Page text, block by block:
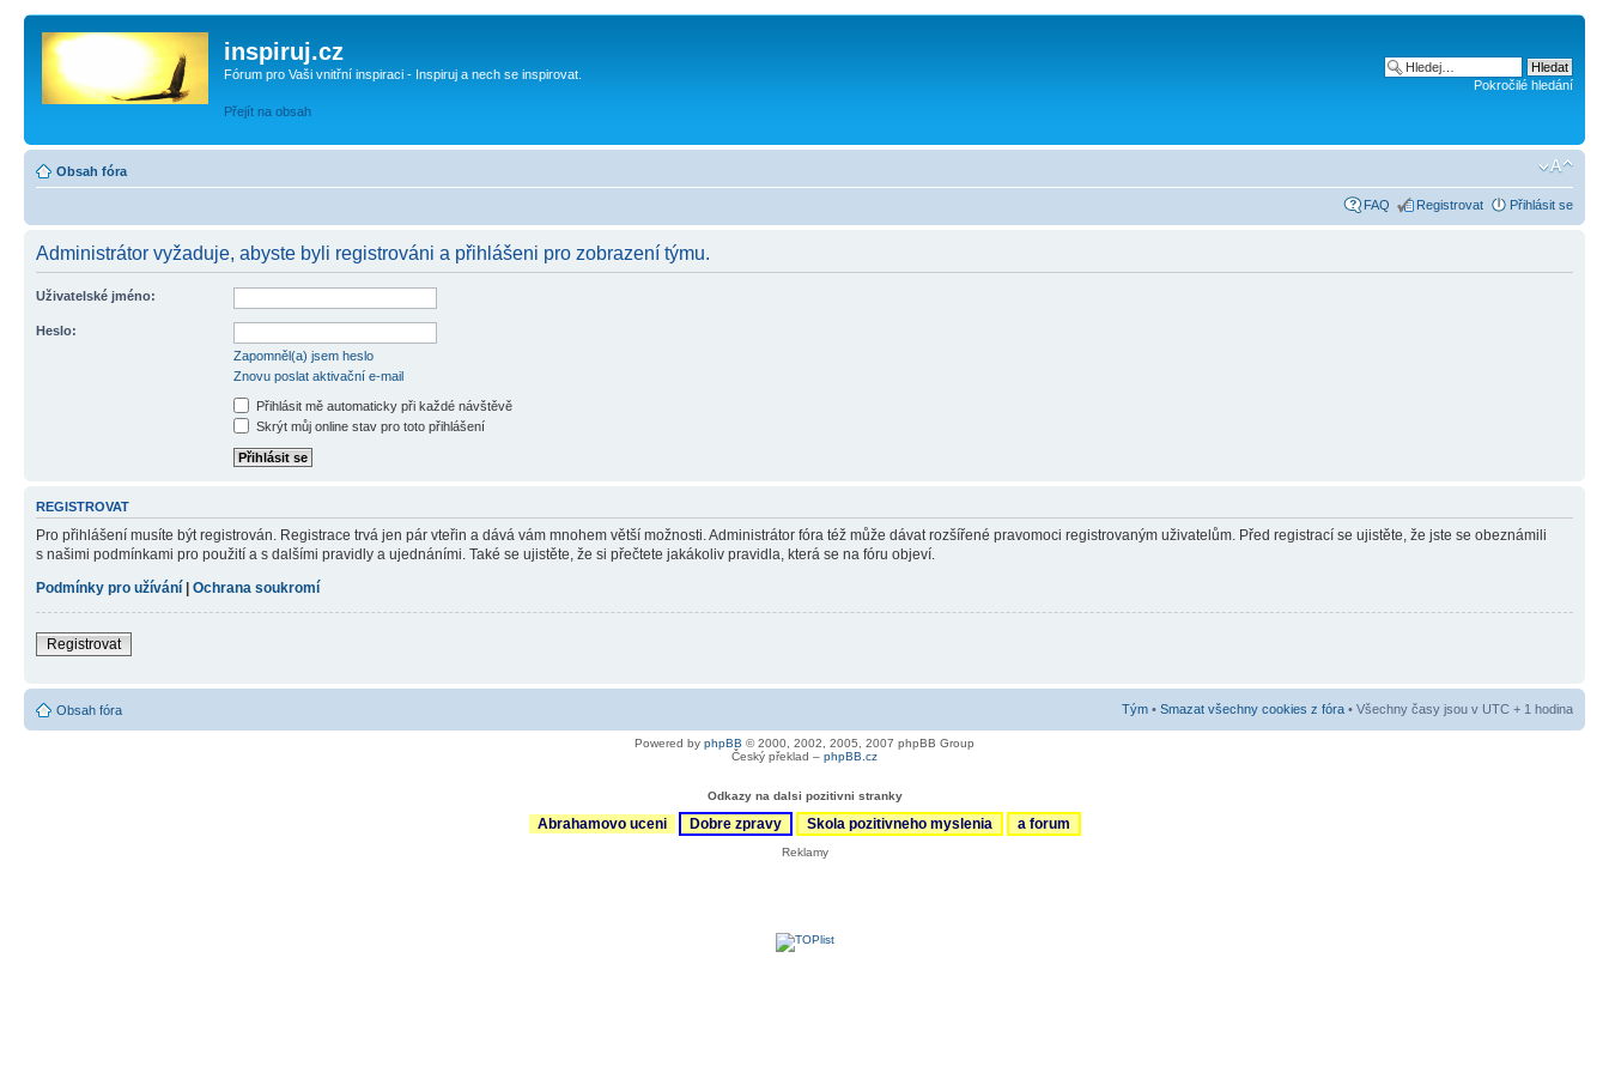
inspiruj.cz
Fórum pro Vaši vnitřní inspiraci - Inspiruj a nech se inspirovat.
Přejít na obsah
Pokročilé hledání
Obsah fóra
FAQ Registrovat Přihlásit se
Administrátor vyžaduje, abyste byli registrováni a přihlášeni pro zobrazení týmu.
Uživatelské jméno:
Heslo:
Zapomněl(a) jsem heslo
Znovu poslat aktivační e-mail
Přihlásit mě automaticky při každé návštěvě
Skrýt můj online stav pro toto přihlášení
REGISTROVAT
Pro přihlášení musíte být registrován. Registrace trvá jen pár vteřin a dává vám mnohem větší možnosti. Administrátor fóra též může dávat rozšířené pravomoci registrovaným uživatelům. Před registrací se ujistěte, že jste se obeznámili
s našimi podmínkami pro použití a s dalšími pravidly a ujednáními. Také se ujistěte, že si přečtete jakákoliv pravidla, která se na fóru objeví.
Podmínky pro užívání | Ochrana soukromí
Registrovat
Obsah fóra Tým • Smazat všechny cookies z fóra • Všechny časy jsou v UTC + 1 hodina
Powered by phpBB © 2000, 2002, 2005, 2007 phpBB Group
Český překlad – phpBB.cz
Odkazy na dalsi pozitivni stranky
Abrahamovo uceni Dobre zpravy Skola pozitivneho myslenia a forum
Reklamy